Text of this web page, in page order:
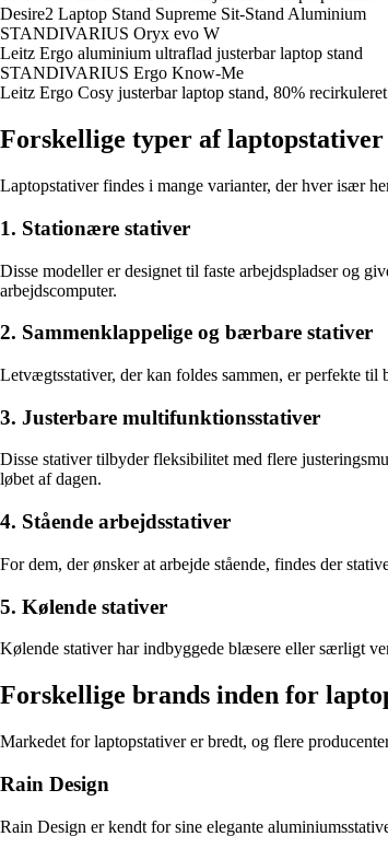
Desire2 Laptop Stand Supreme Sit-Stand Aluminium
STANDIVARIUS Oryx evo W
Leitz Ergo aluminium ultraflad justerbar laptop stand
STANDIVARIUS Ergo Know-Me
Leitz Ergo Cosy justerbar laptop stand, 80%
Forskellige typer af laptopstativer
Laptopstativer findes i mange varianter, der hver især
1. Stationære stativer
Disse modeller er designet til faste arbejdspladser og
arbejdscomputer.
2. Sammenklappelige og bærbare stativer
Letvægtsstativer, der kan foldes sammen, er perfekte
3. Justerbare multifunktionsstativer
Disse stativer tilbyder fleksibilitet med flere
løbet af dagen.
4. Stående arbejdsstativer
For dem, der ønsker at arbejde stående, findes der
5. Kølende stativer
Kølende stativer har indbyggede blæsere eller særligt
Forskellige brands inden for
Markedet for laptopstativer er bredt, og flere
Rain Design
Rain Design er kendt for sine elegante